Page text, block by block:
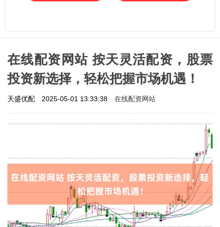
在线配资网站 按天灵活配资，股票
投资新选择，轻松把握市场机遇！
天盛优配 2025-05-01 13:33:38 在线配资网站